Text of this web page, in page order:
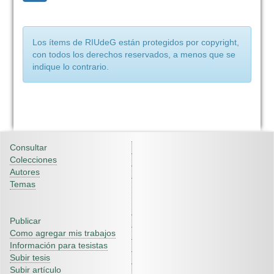
Los ítems de RIUdeG están protegidos por copyright,
con todos los derechos reservados, a menos que se
indique lo contrario.
Consultar
Colecciones
Autores
Temas
Publicar
Como agregar mis trabajos
Información para tesistas
Subir tesis
Subir artículo